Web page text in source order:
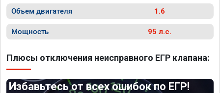
Объем двигателя 1.6
Мощность 95 л.с.
Плюсы отключения неисправного ЕГР клапана:
Избавьтесь от всех ошибок по ЕГР!